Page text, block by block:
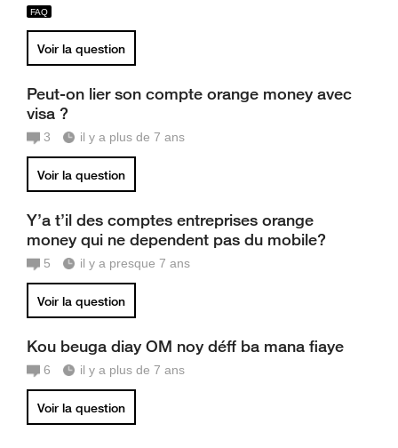
Voir la question
Peut-on lier son compte orange money avec
visa ?
3 il y a plus de 7 ans
Voir la question
Y’a t’il des comptes entreprises orange
money qui ne dependent pas du mobile?
5 il y a presque 7 ans
Voir la question
Kou beuga diay OM noy déff ba mana fiaye
6 il y a plus de 7 ans
Voir la question